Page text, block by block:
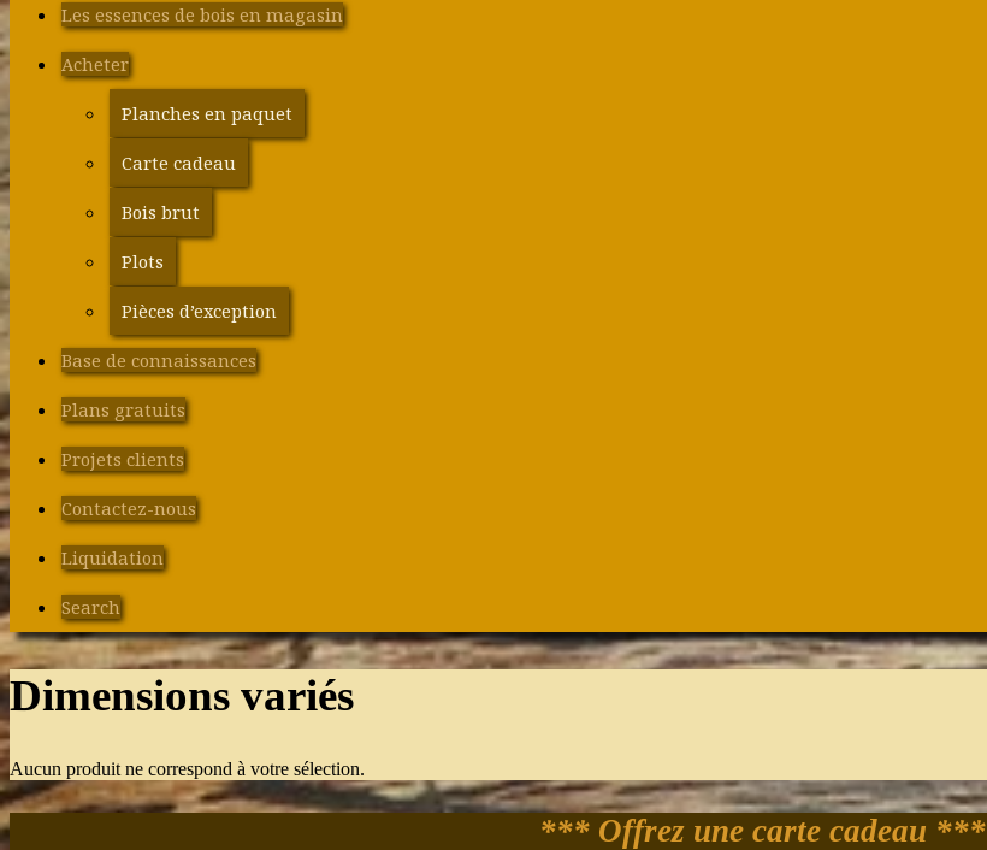
Les essences de bois en magasin
Acheter
Planches en paquet
Carte cadeau
Bois brut
Plots
Pièces d’exception
Base de connaissances
Plans gratuits
Projets clients
Contactez-nous
Liquidation
Search
Dimensions variés
Aucun produit ne correspond à votre sélection.
*** Offrez une carte cadeau ***